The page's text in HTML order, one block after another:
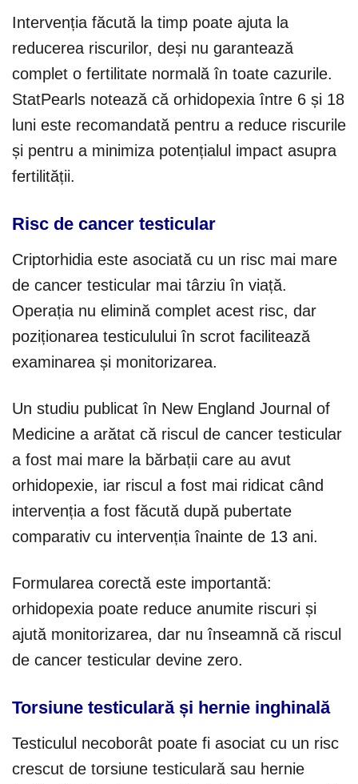
Intervenția făcută la timp poate ajuta la
reducerea riscurilor, deși nu garantează
complet o fertilitate normală în toate cazurile.
StatPearls notează că orhidopexia între 6 și 18
luni este recomandată pentru a reduce riscurile
și pentru a minimiza potențialul impact asupra
fertilității.
Risc de cancer testicular
Criptorhidia este asociată cu un risc mai mare
de cancer testicular mai târziu în viață.
Operația nu elimină complet acest risc, dar
poziționarea testiculului în scrot facilitează
examinarea și monitorizarea.
Un studiu publicat în New England Journal of
Medicine a arătat că riscul de cancer testicular
a fost mai mare la bărbații care au avut
orhidopexie, iar riscul a fost mai ridicat când
intervenția a fost făcută după pubertate
comparativ cu intervenția înainte de 13 ani.
Formularea corectă este importantă:
orhidopexia poate reduce anumite riscuri și
ajută monitorizarea, dar nu înseamnă că riscul
de cancer testicular devine zero.
Torsiune testiculară și hernie inghinală
Testiculul necoborât poate fi asociat cu un risc
crescut de torsiune testiculară sau hernie